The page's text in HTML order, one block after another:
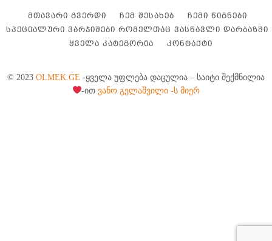
ᲛᲗᲐᲕᲐᲠᲘ ᲒᲕᲔᲠᲓᲘ ᲩᲔᲛ ᲨᲔᲡᲐᲮᲔᲑ
ᲩᲔᲛᲘ ᲬᲘᲒᲜᲔᲑᲘ
ᲡᲞᲔᲪᲘᲐᲚᲣᲠᲘ ᲕᲐᲠᲯᲘᲨᲔᲑᲘ ᲠᲝᲛᲔᲚᲗᲐᲪ ᲕᲐᲡᲬᲐᲕᲚᲘ ᲓᲐᲠᲑᲐᲖᲨᲘ
ᲧᲕᲔᲚᲐ ᲙᲐᲢᲔᲒᲝᲠᲘᲐ
ᲙᲝᲜᲢᲐᲥᲢᲘ
© 2023 OLMEK.GE -ყველა უფლება დაცულია – საიტი შექმნილია
-ითვანო გელაშვილი -ს მიერ